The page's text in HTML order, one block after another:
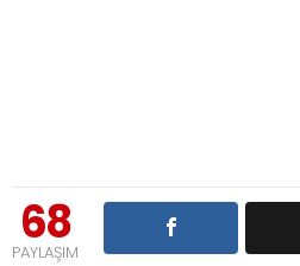
68
PAYLAŞIM